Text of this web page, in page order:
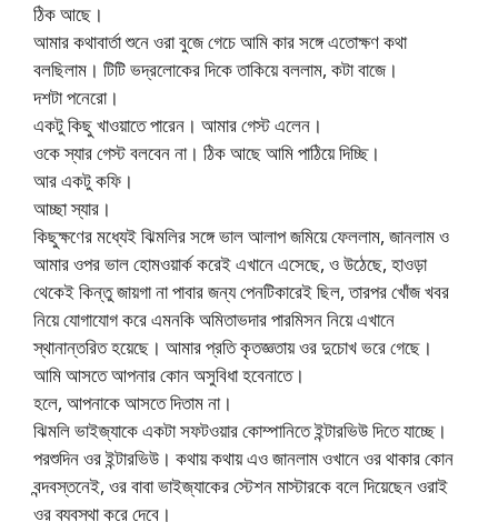
ঠিক আছে।
আমার কথাবার্তা শুনে ওরা বুজে গেচে আমি কার সঙ্গে এতোক্ষণ কথা
বলছিলাম। টিটি ভদ্রলোকের দিকে তাকিয়ে বললাম, কটা বাজে।
দশটা পনেরো।
একটু কিছু খাওয়াতে পারেন। আমার গেস্ট এলেন।
ওকে স্যার গেস্ট বলবেন না। ঠিক আছে আমি পাঠিয়ে দিচ্ছি।
আর একটু কফি।
আচ্ছা স্যার।
কিছুক্ষণের মধ্যেই ঝিমলির সঙ্গে ভাল আলাপ জমিয়ে ফেললাম, জানলাম ও
আমার ওপর ভাল হোমওয়ার্ক করেই এখানে এসেছে, ও উঠেছে, হাওড়া
থেকেই কিন্তু জায়গা না পাবার জন্য পেনটিকারেই ছিল, তারপর খোঁজ খবর
নিয়ে যোগাযোগ করে এমনকি অমিতাভদার পারমিসন নিয়ে এখানে
স্থানান্তরিত হয়েছে। আমার প্রতি কৃতজ্ঞতায় ওর দুচোখ ভরে গেছে।
আমি আসতে আপনার কোন অসুবিধা হবেনাতে।
হলে, আপনাকে আসতে দিতাম না।
ঝিমলি ভাইজ্যাকে একটা সফটওয়ার কোম্পানিতে ইন্টারভিউ দিতে যাচ্ছে।
পরশুদিন ওর ইন্টারভিউ। কথায় কথায় এও জানলাম ওখানে ওর থাকার কোন
বন্দবস্তনেই, ওর বাবা ভাইজ্যাকের স্টেশন মাস্টারকে বলে দিয়েছেন ওরাই
ওর ব্যবস্থা করে দেবে।